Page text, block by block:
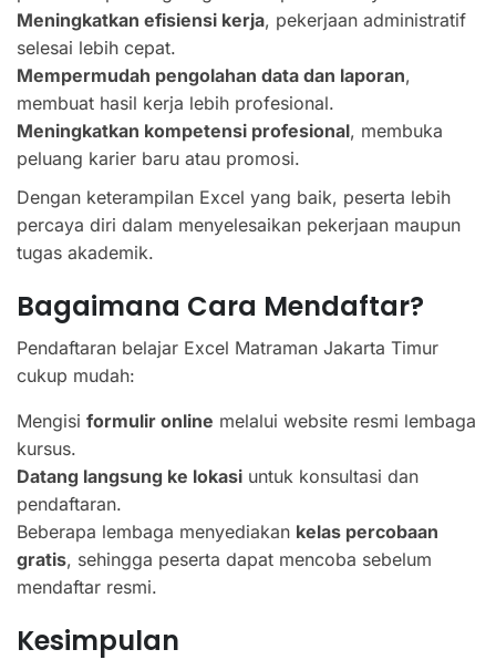
Meningkatkan efisiensi kerja, pekerjaan administratif
selesai lebih cepat.
Mempermudah pengolahan data dan laporan,
membuat hasil kerja lebih profesional.
Meningkatkan kompetensi profesional, membuka
peluang karier baru atau promosi.
Dengan keterampilan Excel yang baik, peserta lebih
percaya diri dalam menyelesaikan pekerjaan maupun
tugas akademik.
Bagaimana Cara Mendaftar?
Pendaftaran belajar Excel Matraman Jakarta Timur
cukup mudah:
Mengisi formulir online melalui website resmi lembaga
kursus.
Datang langsung ke lokasi untuk konsultasi dan
pendaftaran.
Beberapa lembaga menyediakan kelas percobaan
gratis, sehingga peserta dapat mencoba sebelum
mendaftar resmi.
Kesimpulan